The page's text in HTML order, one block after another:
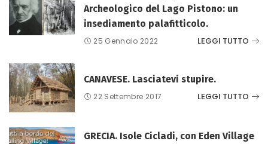
Archeologico del Lago Pistono: un
insediamento palafitticolo.
25 Gennaio 2022 LEGGI TUTTO
CANAVESE. Lasciatevi stupire.
22 Settembre 2017 LEGGI TUTTO
GRECIA. Isole Cicladi, con Eden Village